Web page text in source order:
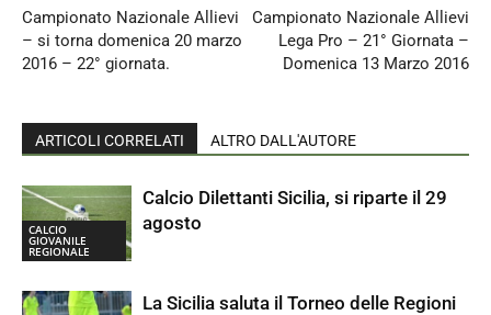
Campionato Nazionale Allievi
– si torna domenica 20 marzo
2016 – 22° giornata.
Campionato Nazionale Allievi
Lega Pro – 21° Giornata –
Domenica 13 Marzo 2016
ARTICOLI CORRELATI ALTRO DALL'AUTORE
CALCIO
GIOVANILE
REGIONALE
Calcio Dilettanti Sicilia, si riparte il 29
agosto
La Sicilia saluta il Torneo delle Regioni